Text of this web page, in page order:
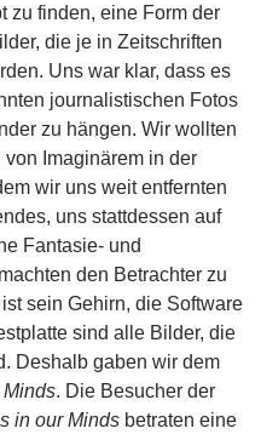
zu finden, eine Form der
die je in Zeitschriften
Uns war klar, dass es
journalistischen Fotos
zu hängen. Wir wollten
Imaginärem in der
wir uns weit entfernten
uns stattdessen auf
Fantasie- und
den Betrachter zu
sein Gehirn, die Software
sind alle Bilder, die
Deshalb gaben wir dem
. Die Besucher der
in our Minds betraten eine